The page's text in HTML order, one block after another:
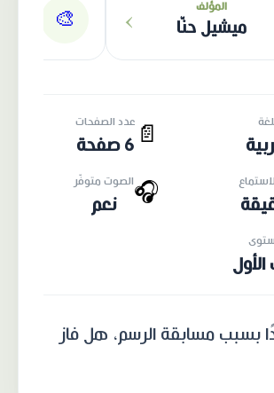
المؤلف
ميشيل حنّا ›
🎨
📄
عدد الصفحات
6 صفحة
🎧الصوت متوفّر
نعم
بسبب مسابقة الرسم، هل فاز